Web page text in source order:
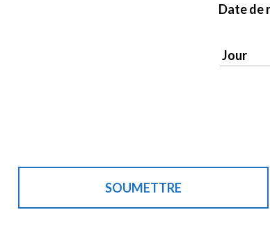
Date de
Jour
SOUMETTRE